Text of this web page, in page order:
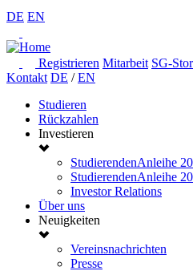
DE EN
Registrieren Mitarbeit SG-
Kontakt DE / EN
Studieren
Rückzahlen
Investieren
StudierendenAnleihe
StudierendenAnleihe
Investor Relations
Über uns
Neuigkeiten
Vereinsnachrichten
Presse